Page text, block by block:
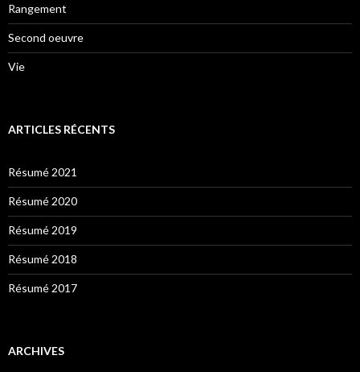
Rangement
Second oeuvre
Vie
ARTICLES RÉCENTS
Résumé 2021
Résumé 2020
Résumé 2019
Résumé 2018
Résumé 2017
ARCHIVES